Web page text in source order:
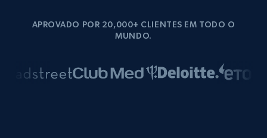
APROVADO POR 20,000+ CLIENTES EM TODO O
MUNDO.